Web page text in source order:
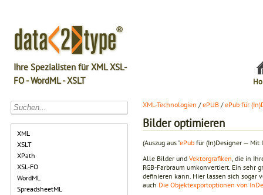
Ihre Spezialisten für XML XSL-
FO - WordML - XSLT
XML
XSLT
XPath
XSL-FO
WordML
SpreadsheetML
XML-Technologien /ePUB /ePub für
Bilder optimieren
(Auszug aus "ePub für (In)Designer — Mit
Alle Bilder und Vektorgrafiken , die in
RGB-Farbraum umkonvertiert. Ein sehr
definieren kann. Hier lassen sich sogar
auch Die Objektexportoptionen von